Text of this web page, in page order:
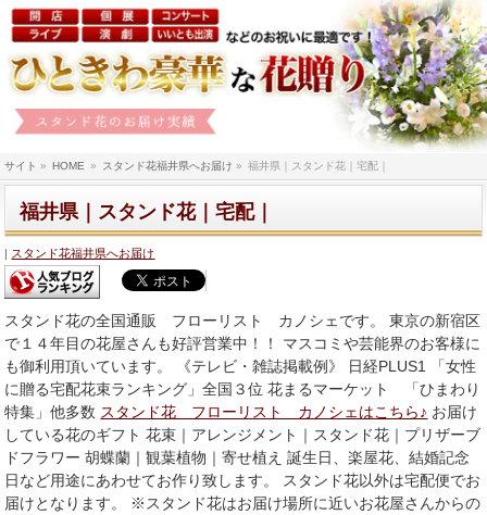
サイト » HOME » スタンド花福井県へお届け » 福井県｜スタンド花｜宅配｜
福井県｜スタンド花｜宅配｜
スタンド花福井県へお届け
スタンド花の全国通販 フローリスト カノシェです。 東京の新宿区
で１４年目の花屋さんも好評営業中！！ マスコミや芸能界のお客様に
も御利用頂いています。 《テレビ・雑誌掲載例》 日経PLUS1 「女性
に贈る宅配花束ランキング」全国３位 花まるマーケット 「ひまわり
特集」他多数 スタンド花 フローリスト カノシェはこちら♪ お届け
している花のギフト 花束｜アレンジメント｜スタンド花｜プリザーブ
ドフラワー 胡蝶蘭｜観葉植物｜寄せ植え 誕生日、楽屋花、結婚記念
日など用途にあわせてお作り致します。 スタンド花以外は宅配便でお
届けとなります。 ※スタンド花はお届け場所に近いお花屋さんからの